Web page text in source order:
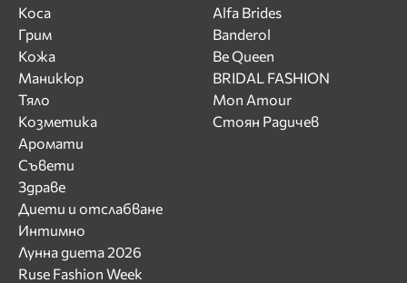
Коса
Грим
Кожа
Маникюр
Тяло
Козметика
Аромати
Съвети
Здраве
Диети и отслабване
Интимно
Лунна диета 2026
Ruse Fashion Week
Alfa Brides
Banderol
Be Queen
BRIDAL FASHION
Mon Amour
Стоян Радичев